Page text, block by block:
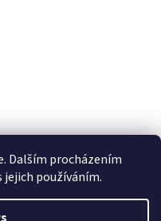
Dalším procházením
používáním.